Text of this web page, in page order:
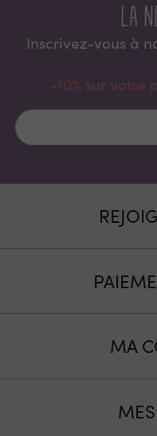
La
Inscrivez-vous à
-10% sur
MA